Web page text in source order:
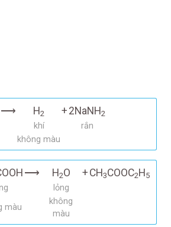
⟶ H2 + 2NaNH2
khí
rắn
không màu
⟶ H2O + CH3COOC2H5
lỏng
màu
không
màu